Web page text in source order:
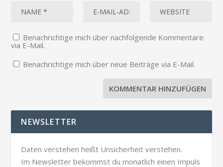
Benachrichtige mich über nachfolgende Kommentare
via E-Mail.
Benachrichtige mich über neue Beiträge via E-Mail.
NEWSLETTER
Daten verstehen heißt Unsicherheit verstehen.
Im Newsletter bekommst du monatlich einen Impuls